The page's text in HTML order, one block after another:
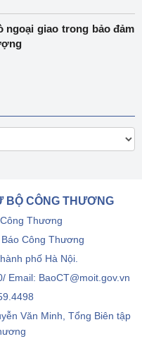
ngoại giao trong bảo đảm
BỘ CÔNG THƯƠNG
Thương
Công Thương
phố Hà Nội.
Email: BaoCT@moit.gov.vn
Văn Minh, Tổng Biên tập